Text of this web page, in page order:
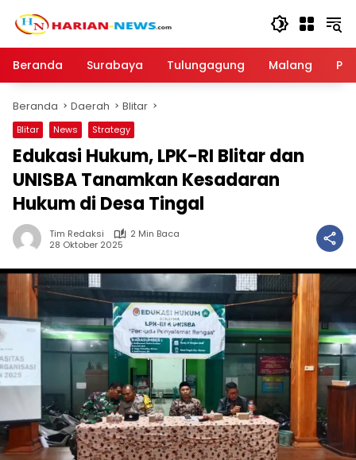
Beranda
Surabaya Tulungagung Malang
Beranda Daerah Blitar
Blitar News Strategy
Edukasi Hukum, LPK-RI Blitar dan
UNISBA Tanamkan Kesadaran
Hukum di Desa Tingal
Tim Redaksi
2 Min Baca
28 Oktober 2025